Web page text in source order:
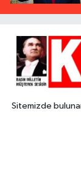
Sitemizde